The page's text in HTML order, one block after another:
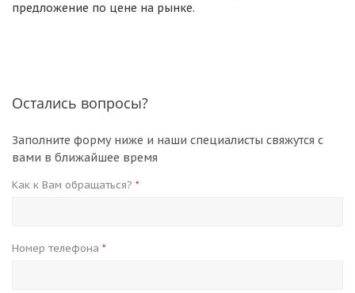
предложение по цене на рынке.
Остались вопросы?
Заполните форму ниже и наши специалисты свяжутся с
вами в ближайшее время
Как к Вам обращаться? *
Номер телефона *